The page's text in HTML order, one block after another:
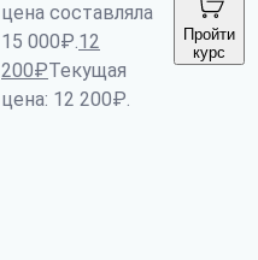
цена составляла
15 000₽.12
200₽Текущая
цена: 12 200₽.
Пройти
курс